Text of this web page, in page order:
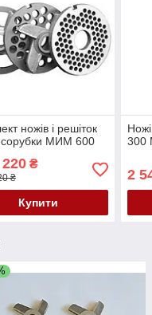
ножів і решіток
МИМ 600
₴
₴
Купити
300
2